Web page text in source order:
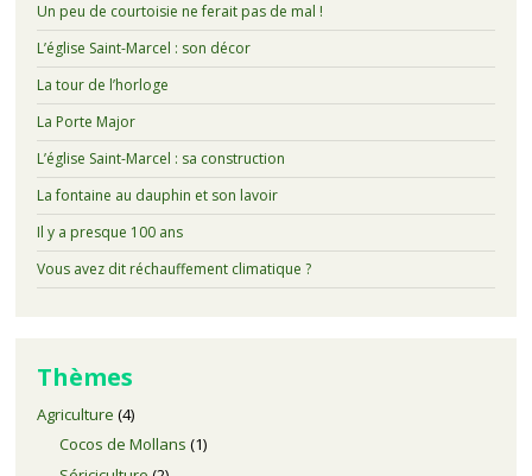
Un peu de courtoisie ne ferait pas de mal !
L’église Saint-Marcel : son décor
La tour de l’horloge
La Porte Major
L’église Saint-Marcel : sa construction
La fontaine au dauphin et son lavoir
Il y a presque 100 ans
Vous avez dit réchauffement climatique ?
Thèmes
Agriculture (4)
Cocos de Mollans (1)